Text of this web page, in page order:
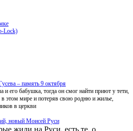
Lock)
– память 9 октября
и его бабушка, тогда он смог найти приют у тети,
этом мире и потеряв свою родню и жилье,
в церкви
новый Моисей Руси
жили на Руси, есть те, о